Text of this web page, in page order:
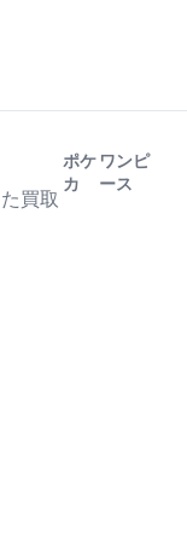
買取
ポケ
カ
ワンピ
ース